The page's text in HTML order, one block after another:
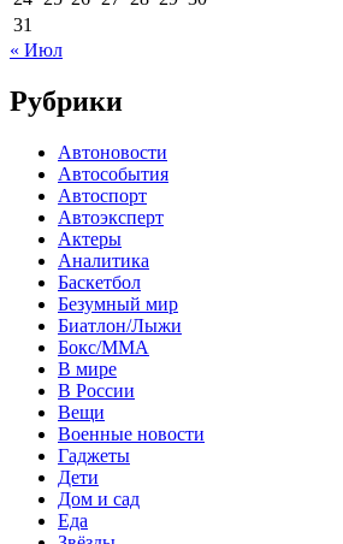
31
« Июл
Рубрики
Автоновости
Автособытия
Автоспорт
Автоэксперт
Актеры
Аналитика
Баскетбол
Безумный мир
Биатлон/Лыжи
Бокс/MMA
В мире
В России
Вещи
Военные новости
Гаджеты
Дети
Дом и сад
Еда